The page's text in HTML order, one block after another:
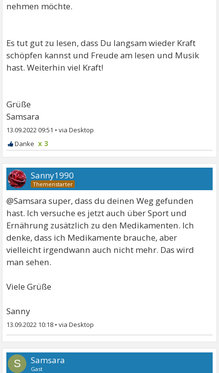
nehmen möchte.
Es tut gut zu lesen, dass Du langsam wieder Kraft
schöpfen kannst und Freude am lesen und Musik
hast. Weiterhin viel Kraft!
Grüße
Samsara
13.09.2022 09:51 •
x 3
Sanny1990
@Samsara super, dass du deinen Weg gefunden
hast. Ich versuche es jetzt auch über Sport und
Ernährung zusätzlich zu den Medikamenten. Ich
denke, dass ich Medikamente brauche, aber
vielleicht irgendwann auch nicht mehr. Das wird
man sehen.
Viele Grüße
Sanny
13.09.2022 10:18 •
S Samsara
Gast